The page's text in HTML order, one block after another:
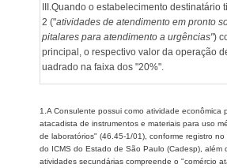
III.Quando o estabelecimento destinatário
2 ("atividades de atendimento em pronto
pitalares para atendimento a urgências")
principal, o respectivo valor da operação
uadrado na faixa dos "20%".
1.A Consulente possui como atividade econômica
atacadista de instrumentos e materiais para uso
de laboratórios" (46.45-1/01), conforme registro
do ICMS do Estado de São Paulo (Cadesp), além
atividades secundárias compreende o "comércio